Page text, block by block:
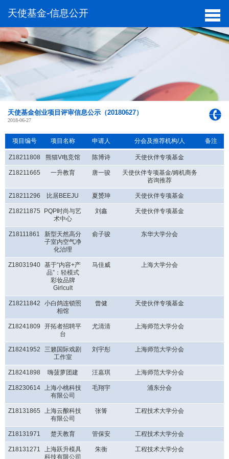
天使基金-信息公开
天使基金创业项目评审信息公示（20180627）
2018-06-27
项目编号 项目名称 申请人 分会及推荐机构/人 备注
Z18211808 熊猫V电竞馆 陈博诗 天使伙伴专项基金
Z18211665 一升教育 唐一骏
天使伙伴专项基金/姆机商务
咨询推荐
Z18211296 比居BEEJU 夏赟珅 天使伙伴专项基金
Z18211875
PQP时尚与艺
术中心
刘鑫 天使伙伴专项基金
Z18111861
新型天然高分
子室内空气净
化治理
俞子骏 东华大学分会
Z18031940 基于“内容+产
品”：轻模式
彩妆品牌
Girlcult
马佳威 上海大学分会
Z18211842
小白鸽连锁照
相馆
曾健 天使伙伴专项基金
Z18241809
开拓者招聘平
台
尤清清 上海师范大学分会
Z18241952
三籁国际戏剧
工作室
刘宇彤 上海师范大学分会
Z18241898 嗨菠萝团建 汪嘉琪 上海师范大学分会
Z18230614
上海小桃科技
有限公司
毛翔宇 浦东分会
Z18131865
上海云酿科技
有限公司
张箐 工程技术大学分会
Z18131971 楚天教育 管保安 工程技术大学分会
Z18131271
上海跃升模具
科技有限公司
朱衡 工程技术大学分会